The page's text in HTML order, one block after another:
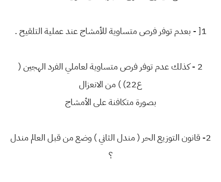
1[ - بعدم توفر فرص متساوية للأمشاج عند عملية التلقيح .
2 - كذلك عدم توفر فرص متساوية لعاملي الفرد الهجين (
ع22) ) من الانعزال
بصورة متكافنة على الأمشاج
2- قانون التوزيع الحر ( مندل الثاني ) وضع من قبل العالم مندل
؟